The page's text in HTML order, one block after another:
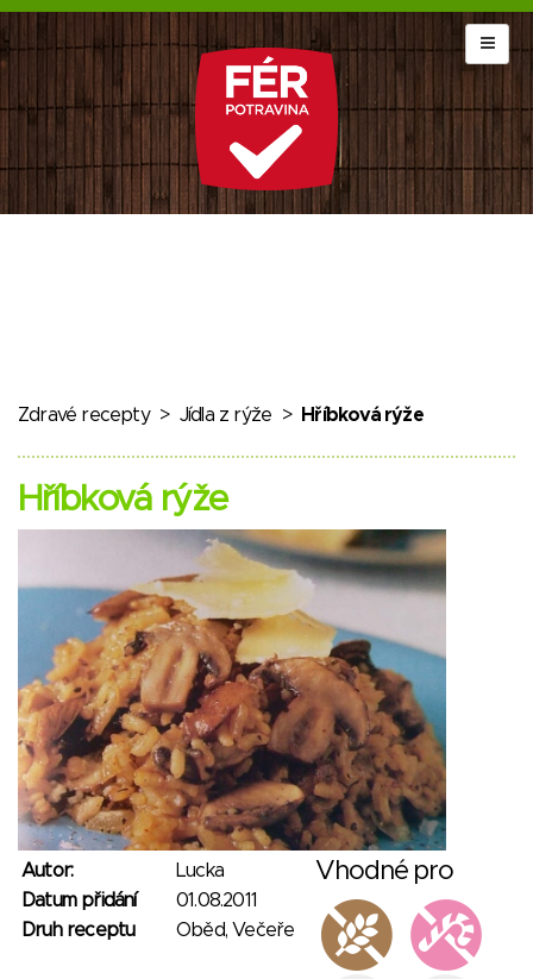
Zdravé recepty> Jídla z rýže > Hříbková rýže
Hříbková rýže
Autor:
Lucka
Datum přidání
01.08.2011
Druh receptu
Oběd, Večeře
Vhodné pro